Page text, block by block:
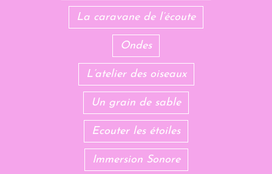
La caravane de l’écoute
Ondes
L’atelier des oiseaux
Un grain de sable
Ecouter les étoiles
Immersion Sonore